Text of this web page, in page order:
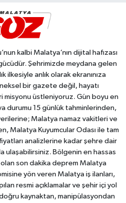
kalbi Malatya’nın dijital hafızası
Şehrimizde meydana gelen
ilkesiyle anlık olarak ekranınıza
bir gazete değil, hayatı
misyonu üstleniyoruz. Gün boyu en
durumu 15 günlük tahminlerinden,
Malatya namaz vakitleri ve
Malatya Kuyumcular Odası ile tam
analizlerine kadar şehre dair
ulaşabilirsiniz. Bölgenin en hassas
olan son dakika deprem Malatya
yön veren Malatya iş ilanları,
resmi açıklamalar ve şehir içi yol
kaynaktan, manipülasyondan